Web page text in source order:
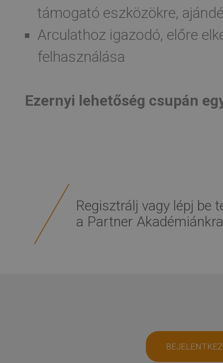
támogató eszközökre,
Arculathoz igazodó, előre
felhasználása
Ezernyi lehetőség csupán
Regisztrálj vagy lépj be
a Partner